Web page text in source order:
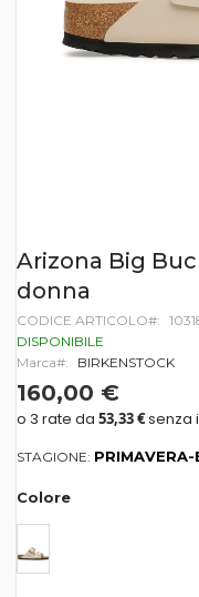
Vai
all'inizio
della
di
immagini
Arizona Big
donna
CODICE ARTICOLO
DISPONIBILE
Marca
BIRKENSTOCK
160,00 €
STAGIONE: PRIMAVERA-
Colore